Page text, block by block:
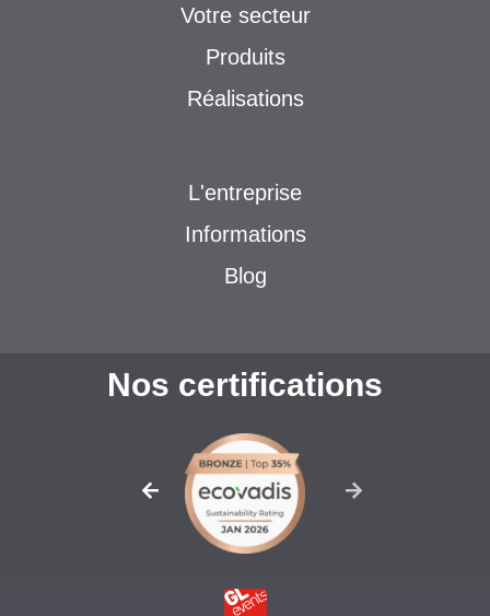
Votre secteur
Produits
Réalisations
L'entreprise
Informations
Blog
Nos certifications